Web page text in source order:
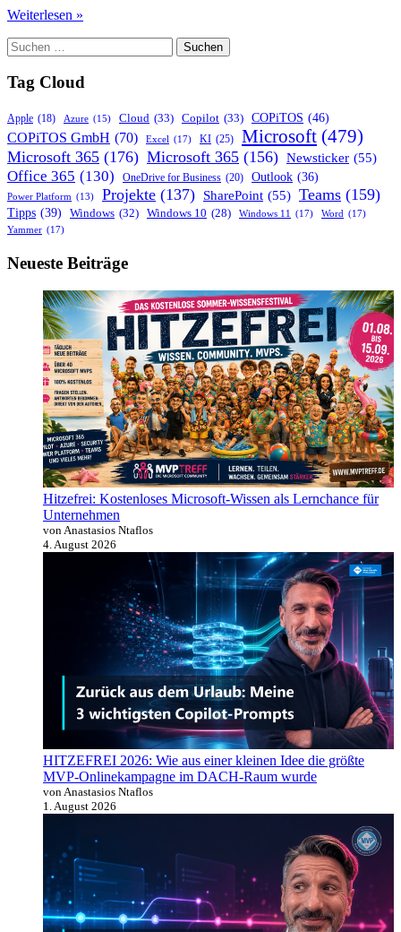
Office
iPad
Mausunterstützung
Weiterlesen »
Suchen
nach:
Tag Cloud
Apple (18) Azure (15) Cloud (33) Copilot (33) COPiTOS (46)
COPiTOS GmbH (70) Excel (17) KI (25) Microsoft (479)
Microsoft 365 (176) Microsoft 365 (156) Newsticker (55)
Office 365 (130) OneDrive for Business (20) Outlook (36)
Power Platform (13) Projekte (137) SharePoint (55) Teams (159)
Tipps (39) Windows (32) Windows 10 (28) Windows 11 (17) Word (17)
Yammer (17)
Neueste Beiträge
Hitzefrei: Kostenloses Microsoft-Wissen als Lernchance für
Unternehmen
von Anastasios Ntaflos
4. August 2026
HITZEFREI 2026: Wie aus einer kleinen Idee die größte
MVP-Onlinekampagne im DACH-Raum wurde
von Anastasios Ntaflos
1. August 2026